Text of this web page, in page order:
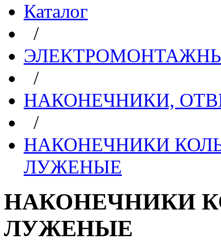
Каталог
/
/
НАКОНЕЧНИКИ,
/
НАКОНЕЧНИКИ
ЛУЖЕНЫЕ
НАКОНЕЧНИКИ
ЛУЖЕНЫЕ